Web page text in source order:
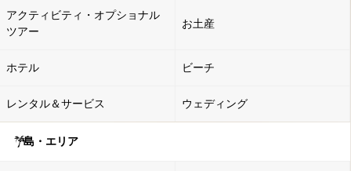
アクティビティ・オプショナル
ツアー
お土産
ホテル ビーチ
レンタル＆サービス ウェディング
島・エリア